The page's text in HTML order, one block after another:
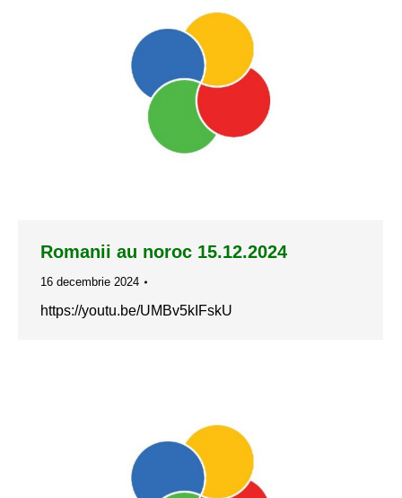
Romanii au noroc 15.12.2024
16 decembrie 2024
https://youtu.be/UMBv5kIFskU